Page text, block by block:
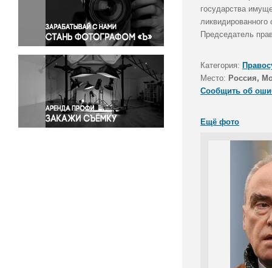
Правосудие
Происшествия и конфликты
Религия
Светская жизнь
Спорт
Экология
Экономика и бизнес
государства
Председатель
Категория:
Место: Россия,
Сообщить об
Ещё фото